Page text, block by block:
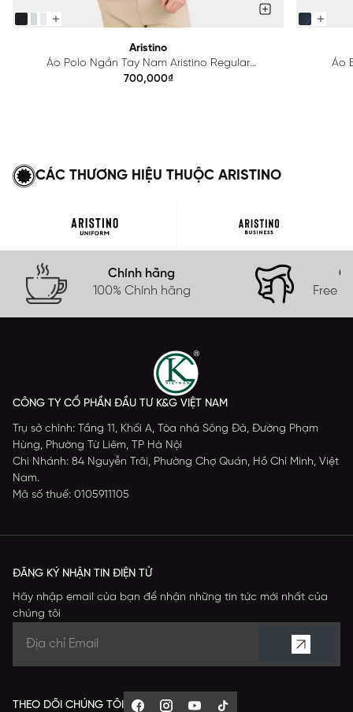
Aristino
Áo Polo Ngắn Tay Nam Aristino Regular
APS615EDP01
700,000₫
Áo
CÁC THƯƠNG HIỆU THUỘC ARISTINO
Chính hãng
100% Chính hãng
Free
CÔNG TY CỔ PHẦN ĐẦU TƯ K&G VIỆT NAM
Trụ sở chính: Tầng 11, Khối A, Tòa nhà Sông Đà, Đường Phạm
Hùng, Phường Từ Liêm, TP Hà Nội
Chi Nhánh: 84 Nguyễn Trãi, Phường Chợ Quán, Hồ Chí Minh, Việt
Nam.
Mã số thuế: 0105911105
ĐĂNG KÝ NHẬN TIN ĐIỆN TỬ
Hãy nhập email của bạn để nhận những tin tức mới nhất của
chúng tôi
THEO DÕI CHÚNG TÔI